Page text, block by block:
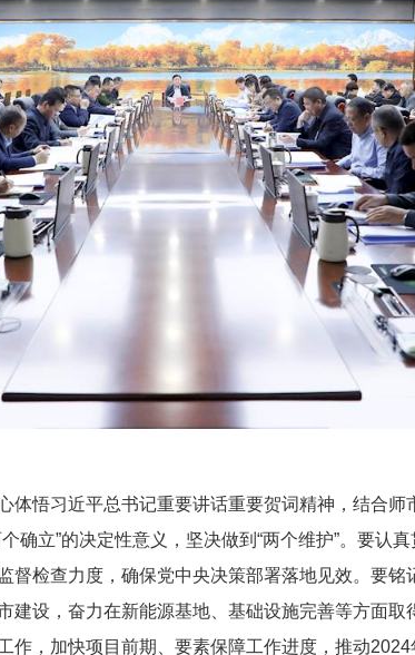
体悟习近平总书记重要讲话重要贺词精神，结合
确立”的决定性意义，坚决做到“两个维护”。要认
督检查力度，确保党中央决策部署落地见效。要
建设，奋力在新能源基地、基础设施完善等方面
作，加快项目前期、要素保障工作进度，推动